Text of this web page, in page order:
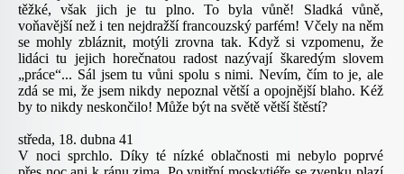
těžké, však jich je tu plno. To byla vůně! Sladká vůně,
voňavější než i ten nejdražší francouzský parfém! Včely na něm
se mohly zbláznit, motýli zrovna tak. Když si vzpomenu, že
lidáci tu jejich horečnatou radost nazývají škaredým slovem
„práce“... Sál jsem tu vůni spolu s nimi. Nevím, čím to je, ale
zdá se mi, že jsem nikdy nepoznal větší a opojnější blaho. Kéž
by to nikdy neskončilo! Může být na světě větší štěstí?
středa, 18. dubna 41
V noci sprchlo. Díky té nízké oblačnosti mi nebylo poprvé